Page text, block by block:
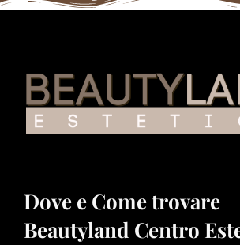
Dove e Come trovare
Beautyland Centro